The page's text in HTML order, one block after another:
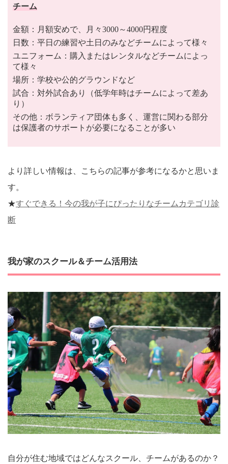
チーム
金額：月額安めで、月々3000～4000円程度
日数：平日の練習や土日のみなどチームによって様々
ユニフォーム：購入またはレンタルなどチームによっ
て様々
場所：学校や公的グラウンドなど
試合：対外試合あり（低学年時はチームによって差あ
り）
その他：ボランティア団体も多く、運営に関わる部分
は保護者のサポートが必要になることが多い
より詳しい情報は、こちらの記事が参考になるかと思いま
す。
★すぐできる！今の我が子にぴったりなチームカテゴリ診
断
我が家のスクール＆チーム活用法
自分が住む地域ではどんなスクール、チームがあるのか？